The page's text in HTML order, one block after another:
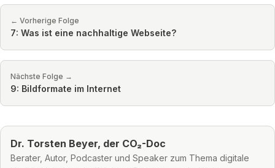
← Vorherige Folge
7: Was ist eine nachhaltige Webseite?
Nächste Folge →
9: Bildformate im Internet
Dr. Torsten Beyer, der CO₂-Doc
Berater, Autor, Podcaster und Speaker zum Thema digitale